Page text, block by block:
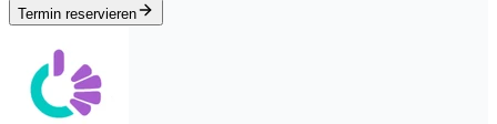
Termin reservieren